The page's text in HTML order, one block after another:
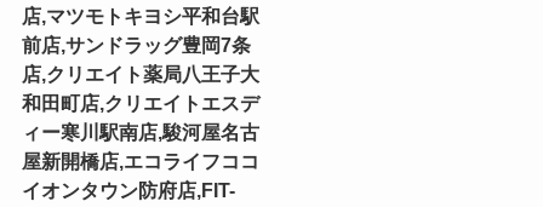
店,マツモトキヨシ平和台駅
前店,サンドラッグ豊岡7条
店,クリエイト薬局八王子大
和田町店,クリエイトエスデ
ィー寒川駅南店,駿河屋名古
屋新開橋店,エコライフココ
イオンタウン防府店,FIT-